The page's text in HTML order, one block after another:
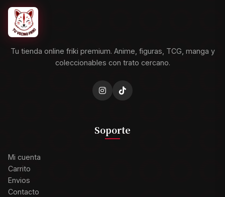
Tu tienda online friki premium. Anime, figuras, TCG, manga y
coleccionables con trato cercano.
Soporte
Mi cuenta
Carrito
Envios
Contacto